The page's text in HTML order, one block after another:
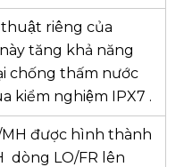
riêng của
tăng khả năng
chống thấm nước
kiểm nghiệm IPX7 .
MH được hình thành
dòng LO/FR lên